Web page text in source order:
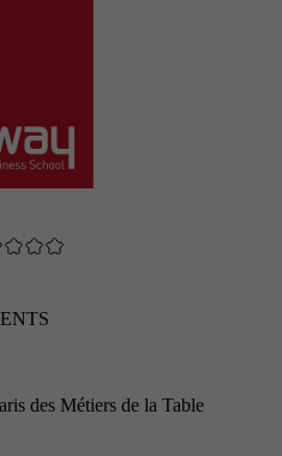
des Métiers de la Table